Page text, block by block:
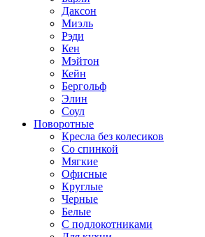
Даксон
Миэль
Рэди
Кен
Мэйтон
Кейн
Бергольф
Элин
Соул
Поворотные
Кресла без колесиков
Со спинкой
Мягкие
Офисные
Круглые
Черные
Белые
С подлокотниками